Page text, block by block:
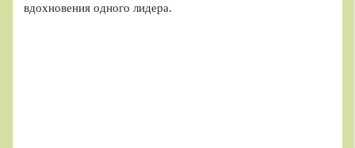
вдохновения одного лидера.